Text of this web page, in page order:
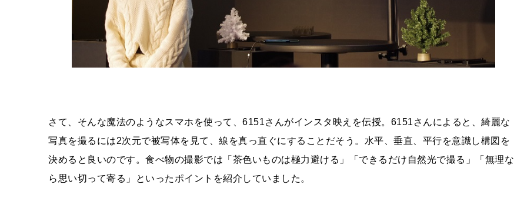
さて、そんな魔法のようなスマホを使って、6151さんがインスタ映えを伝授。6151さんによると、綺麗な
写真を撮るには2次元で被写体を見て、線を真っ直ぐにすることだそう。水平、垂直、平行を意識し構図を
決めると良いのです。食べ物の撮影では「茶色いものは極力避ける」「できるだけ自然光で撮る」「無理な
ら思い切って寄る」といったポイントを紹介していました。